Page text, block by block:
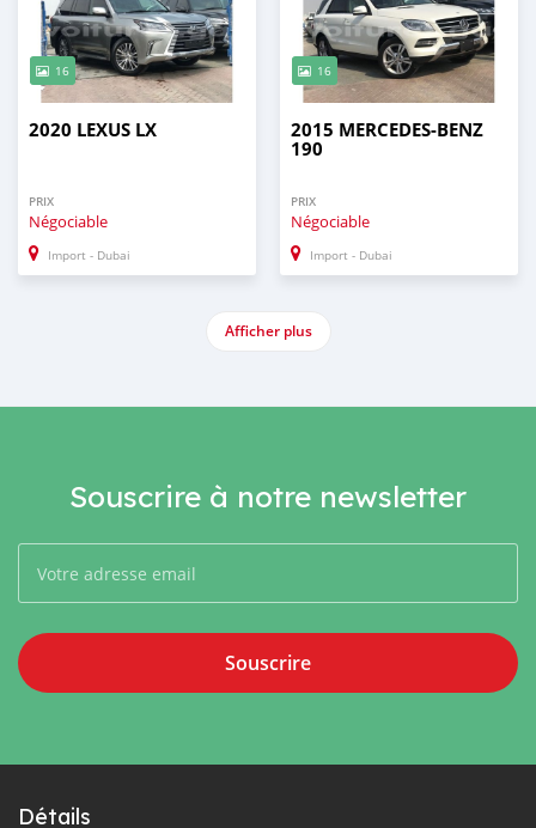
16
2020 LEXUS LX
PRIX
Négociable
Import - Dubai
16
2015 MERCEDES-BENZ
190
PRIX
Négociable
Import - Dubai
Afficher plus
Souscrire à notre newsletter
Souscrire
Détails